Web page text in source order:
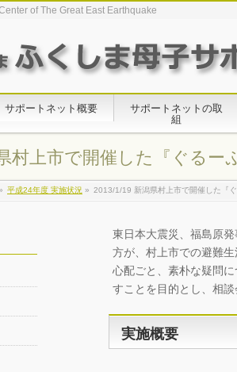
of The Great East Earthquake
サポートネット概要
サポートネットの取
組
村上市で開催した『ぐるー
平成24年度 実施状況 » 2013/1/19 新潟県村上市で開催した『
東日本大震災、福島原
方が、村上市での避難
心配ごと、素朴な疑問
すことを目的とし、相談
実施概要